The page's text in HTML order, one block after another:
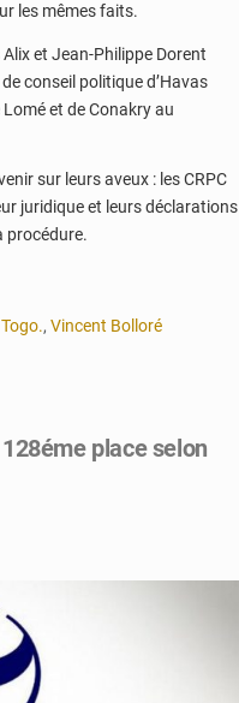
les mêmes faits.
Alix et Jean-Philippe Dorent
conseil politique d’Havas
et de Conakry au
sur leurs aveux : les CRPC
juridique et leurs déclarations
procédure.
Togo., Vincent Bolloré
place selon